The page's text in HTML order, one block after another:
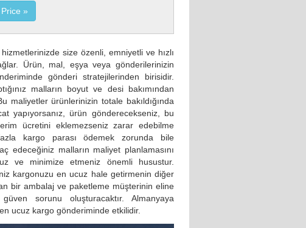
size özenli, emniyetli ve hızlı
Ürün, mal, eşya veya gönderilerinizin
gönderi stratejilerinden birisidir.
malların boyut ve desi bakımından
maliyetler ürünlerinizin totale bakıldığında
yapıyorsanız, ürün gönderecekseniz, bu
ücretini eklemezseniz zarar edebilme
kargo parası ödemek zorunda bile
edeceğiniz malların maliyet planlamasını
ve minimize etmeniz önemli husustur.
kargonuzu en ucuz hale getirmenin diğer
bir ambalaj ve paketleme müşterinin eline
sorunu oluşturacaktır. Almanyaya
ucuz kargo gönderiminde etkilidir.